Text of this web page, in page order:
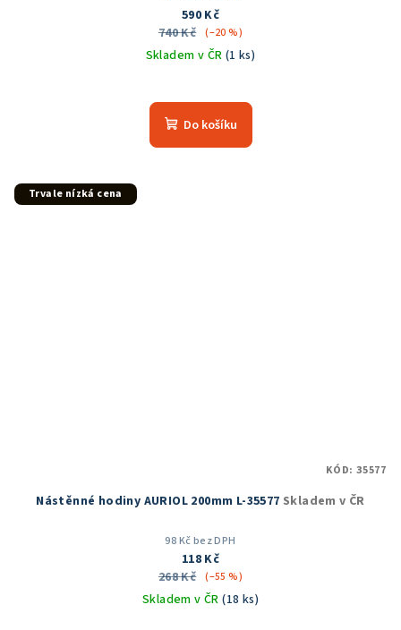
590 Kč
740 Kč (–20 %)
Skladem v ČR (1 ks)
Do košíku
Trvale nízká cena
Nástěnné hodiny AURIOL 200mm L-35577 Skladem v ČR
98 Kč bez DPH
118 Kč
268 Kč (–55 %)
Skladem v ČR(18 ks)
KÓD: 35577